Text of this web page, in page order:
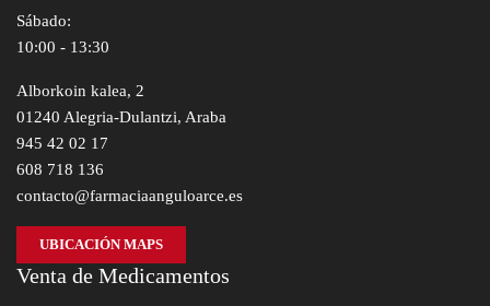
Sábado:
10:00 - 13:30
Alborkoin kalea, 2
01240 Alegria-Dulantzi, Araba
945 42 02 17
608 718 136
contacto@farmaciaanguloarce.es
UBICACIÓN MAPS
Venta de Medicamentos